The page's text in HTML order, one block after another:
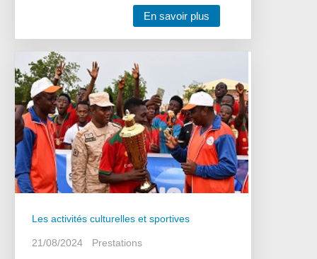
En savoir plus
Les activités culturelles et sportives
21/08/2024 Prestations